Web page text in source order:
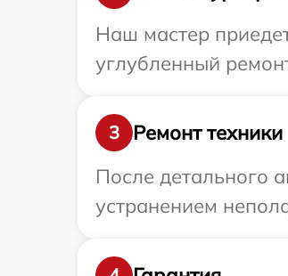
Наш мастер
углубленный
3
Ремонт техники
После детального
устранением